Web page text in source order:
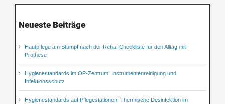
Neueste Beiträge
Hautpflege am Stumpf nach der Reha: Checkliste für den Alltag mit
Prothese
Hygienestandards im OP-Zentrum: Instrumentenreinigung und
Infektionsschutz
Hygienestandards auf Pflegestationen: Thermische Desinfektion im